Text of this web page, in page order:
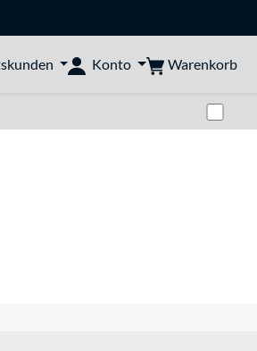
Konto Warenkorb